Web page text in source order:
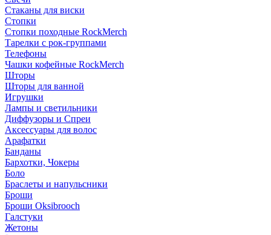
Стаканы для виски
Стопки
Стопки походные RockMerch
Тарелки с рок-группами
Телефоны
Чашки кофейные RockMerch
Шторы
Шторы для ванной
Игрушки
Лампы и светильники
Диффузоры и Спреи
Аксессуары для волос
Арафатки
Банданы
Бархотки, Чокеры
Боло
Браслеты и напульсники
Броши
Броши Oksibrooch
Галстуки
Жетоны